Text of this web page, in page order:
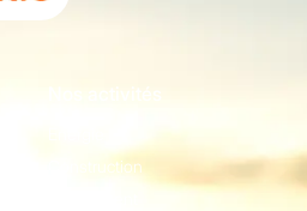
Nos activités
Construction